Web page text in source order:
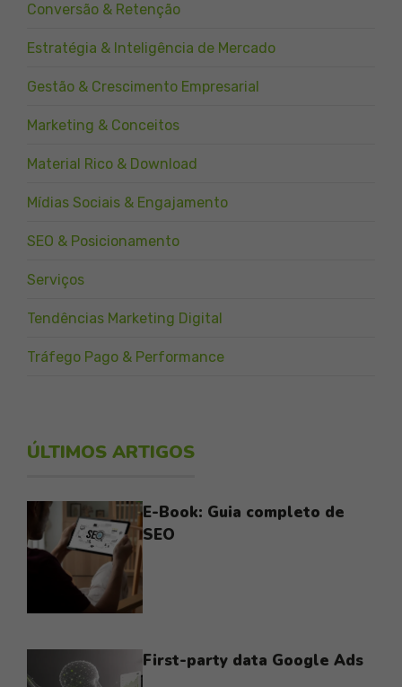
Conversão & Retenção
Estratégia & Inteligência de Mercado
Gestão & Crescimento Empresarial
Marketing & Conceitos
Material Rico & Download
Mídias Sociais & Engajamento
SEO & Posicionamento
Serviços
Tendências Marketing Digital
Tráfego Pago & Performance
ÚLTIMOS ARTIGOS
E-Book: Guia completo de
SEO
First-party data Google Ads